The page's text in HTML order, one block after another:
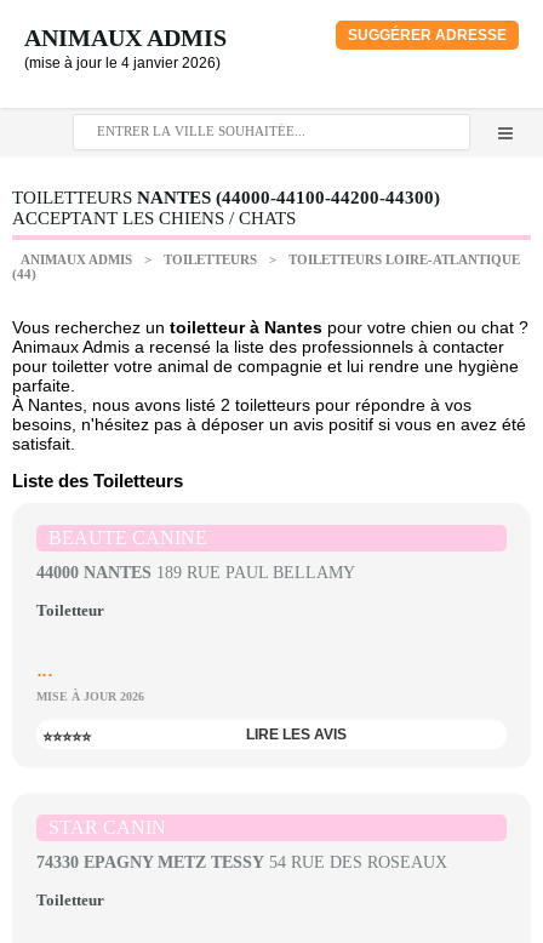
ANIMAUX ADMIS
(mise à jour le 4 janvier 2026)
SUGGÉRER ADRESSE
TOILETTEURS NANTES (44000-44100-44200-44300)
ACCEPTANT LES CHIENS / CHATS
ANIMAUX ADMIS > TOILETTEURS >
TOILETTEURS LOIRE-ATLANTIQUE
(44)
Vous recherchez un toiletteur à Nantes pour votre chien ou chat ?
Animaux Admis a recensé la liste des professionnels à contacter
pour toiletter votre animal de compagnie et lui rendre une hygiène
parfaite.
À Nantes, nous avons listé 2 toiletteurs pour répondre à vos
besoins, n'hésitez pas à déposer un avis positif si vous en avez été
satisfait.
Liste des Toiletteurs
BEAUTE CANINE
44000 NANTES 189 RUE PAUL BELLAMY
Toiletteur
...
MISE À JOUR 2026
⭐⭐⭐⭐⭐ LIRE LES AVIS
STAR CANIN
74330 EPAGNY METZ TESSY 54 RUE DES ROSEAUX
Toiletteur